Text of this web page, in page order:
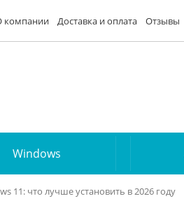
компании Доставка и оплата Отзывы
Windows
11: что лучше установить в 2026 году